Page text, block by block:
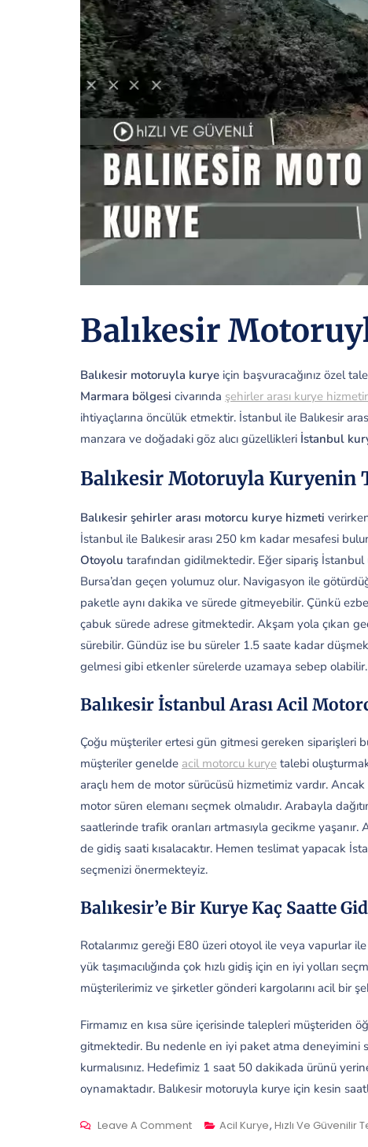
Balıkesir
Balıkesir motoruyla kurye için başvuracağınız özel
Marmara bölgesi civarında şehirler arası kurye
ihtiyaçlarına öncülük etmektir. İstanbul ile Balıkesir
manzara ve doğadaki göz alıcı güzellikleri İstanbul
Balıkesir Motoruyla Kuryenin
Balıkesir şehirler arası motorcu kurye hizmeti
İstanbul ile Balıkesir arası 250 km kadar mesafesi
Otoyolu tarafından gidilmektedir. Eğer sipariş İstanbul
Bursa’dan geçen yolumuz olur. Navigasyon ile
paketle aynı dakika ve sürede gitmeyebilir. Çünkü
çabuk sürede adrese gitmektedir. Akşam yola çıkan
sürebilir. Gündüz ise bu süreler 1.5 saate kadar
gelmesi gibi etkenler sürelerde uzamaya sebep olabilir.
Balıkesir İstanbul Arası Acil
Çoğu müşteriler ertesi gün gitmesi gereken siparişleri
müşteriler genelde acil motorcu kurye talebi
araçlı hem de motor sürücüsü hizmetimiz vardır.
motor süren elemanı seçmek olmalıdır. Arabayla
saatlerinde trafik oranları artmasıyla gecikme
de gidiş saati kısalacaktır. Hemen teslimat yapacak
seçmenizi önermekteyiz.
Balıkesir’e Bir Kurye Kaç Saatte
Rotalarımız gereği E80 üzeri otoyol ile veya vapurlar
yük taşımacılığında çok hızlı gidiş için en iyi yolları
müşterilerimiz ve şirketler gönderi kargolarını acil bir
Firmamız en kısa süre içerisinde talepleri müşteriden
gitmektedir. Bu nedenle en iyi paket atma deneyimini
kurmalısınız. Hedefimiz 1 saat 50 dakikada ürünü
oynamaktadır. Balıkesir motoruyla kurye için kesin
Leave A CommentOn
Acil Kurye, Hızlı Ve Güvenilir